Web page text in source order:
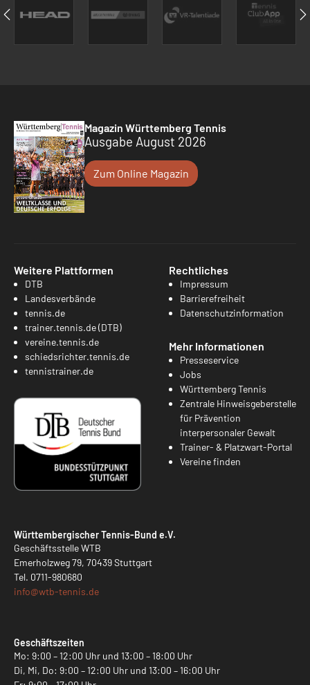
Magazin Württemberg Tennis
Ausgabe August 2026
Zum Online Magazin
Weitere Plattformen
DTB
Landesverbände
tennis.de
trainer.tennis.de (DTB)
vereine.tennis.de
schiedsrichter.tennis.de
tennistrainer.de
Rechtliches
Impressum
Barrierefreiheit
Datenschutzinformation
Mehr Informationen
Presseservice
Jobs
Württemberg Tennis
Zentrale Hinweisgeberstelle
für Prävention
interpersonaler Gewalt
Trainer- & Platzwart-Portal
Vereine finden
Württembergischer Tennis-Bund e.V.
Geschäftsstelle WTB
Emerholzweg 79, 70439 Stuttgart
Tel. 0711-980680
info@wtb-tennis.de
Geschäftszeiten
Mo: 9:00 – 12:00 Uhr und 13:00 – 18:00 Uhr
Di, Mi, Do: 9:00 – 12:00 Uhr und 13:00 – 16:00 Uhr